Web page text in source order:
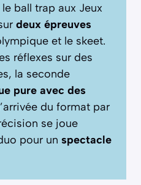
ball trap aux Jeux
deux épreuves
et le skeet.
réflexes sur des
la seconde
pure avec des
du format par
se joue
pour un spectacle